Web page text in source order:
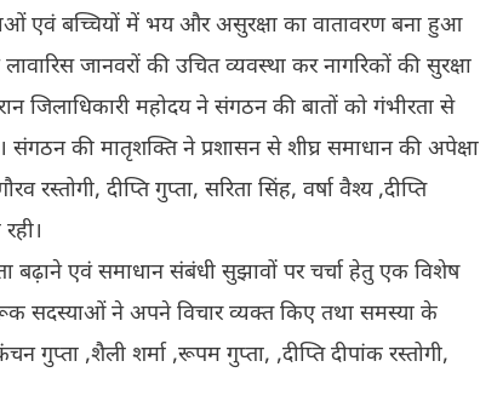
एवं बच्चियों में भय और असुरक्षा का वातावरण बना हुआ
जानवरों की उचित व्यवस्था कर नागरिकों की सुरक्षा
जिलाधिकारी महोदय ने संगठन की बातों को गंभीरता से
की मातृशक्ति ने प्रशासन से शीघ्र समाधान की अपेक्षा
रस्तोगी, दीप्ति गुप्ता, सरिता सिंह, वर्षा वैश्य ,दीप्ति
एवं समाधान संबंधी सुझावों पर चर्चा हेतु एक विशेष
सदस्याओं ने अपने विचार व्यक्त किए तथा समस्या के
गुप्ता ,शैली शर्मा ,रूपम गुप्ता, ,दीप्ति दीपांक रस्तोगी,